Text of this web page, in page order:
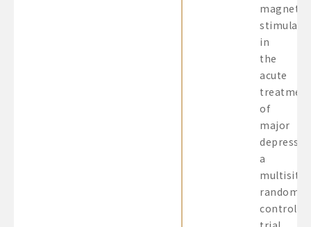
magnetic
in
the
acute
of
major
a
multisite